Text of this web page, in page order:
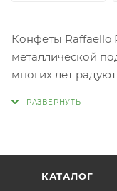
Конфеты Raffaello
металлической
многих лет
крем, целый
КАТАЛОГ